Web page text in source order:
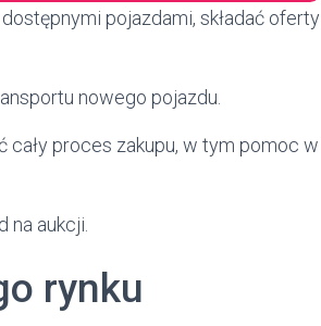
pojazdami, składać oferty
nowego pojazdu.
proces zakupu, w tym pomoc w
na aukcji.
rynku